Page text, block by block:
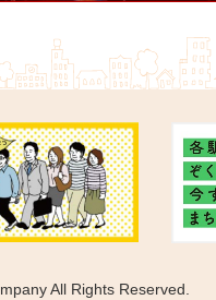
All Rights Reserved.